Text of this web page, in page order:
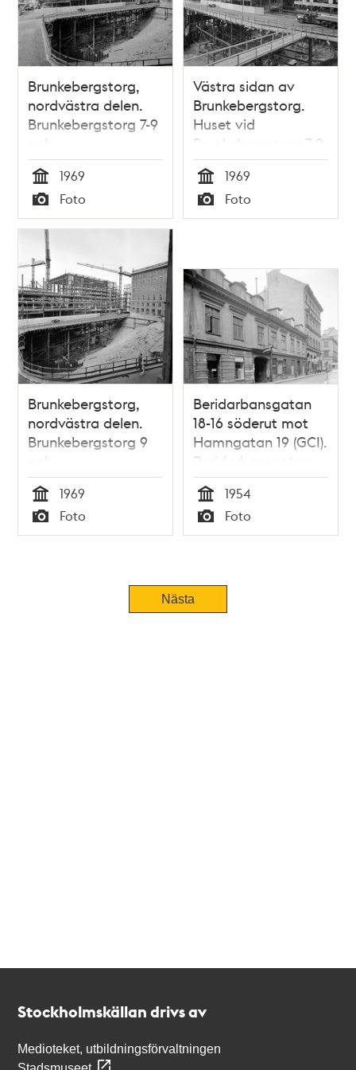
Brunkebergstorg,
nordvästra delen.
Brunkebergstorg 7-9
och
Beridarbansgatan 1-
5 byggs. T.h. är
Telestyrelsens hus,
där kommer
Riksbanken att
byggas. T.v.
Vattugatan västerut
Tid
1969
Typ
Foto
Västra sidan av
Brunkebergstorg.
Huset vid
Brunkebergstorg 7-9
och
Beridarbansgatan 1
byggs
Tid
1969
Typ
Foto
Brunkebergstorg,
nordvästra delen.
Brunkebergstorg 9
och
Beridarbansgatan 1-
5 byggs. T.h. är
Telestyrelsens hus,
där kommer
Tid
1969
Typ
Foto
Beridarbansgatan
18-16 söderut mot
Hamngatan 19 (GCI).
Beridarbansgatan
slutar vid
Brunkebergstorg där
man ser hörnet på
Telestyrelsens
ligger nu fontänen
på Sergels Torg
Tid
1954
Typ
Foto
Nästa
Stockholmskällan drivs av
Medioteket, utbildningsförvaltningen